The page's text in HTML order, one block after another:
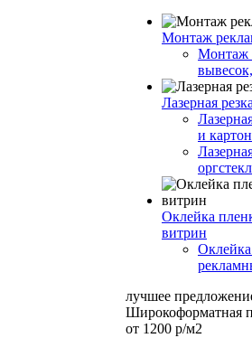
Монтаж
Монтаж
Лазерная резка
и
Оклейка
витрин
лучшее
Широкоформатная
от 1200 р/м2